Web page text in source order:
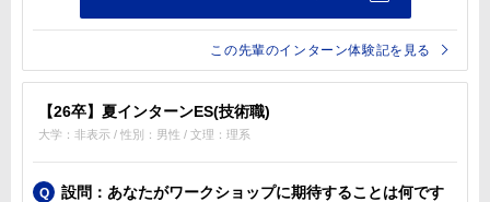
この先輩のインターン体験記を見る
【26卒】夏インターンES(技術職)
大学：非表示 / 性別：男性 / 文理：理系
設問：あなたがワークショップに期待することは何です